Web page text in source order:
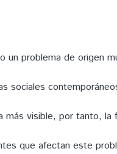
un problema de origen
sociales
más visible, por tanto, la
que afectan este